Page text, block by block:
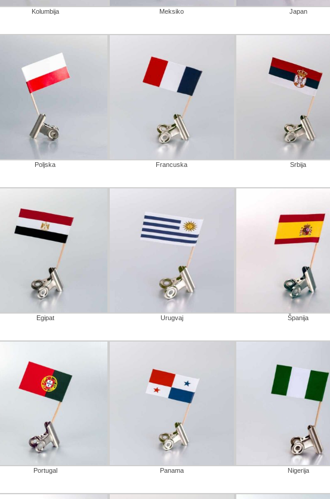
Kolumbija Meksiko Japan
Poljska Francuska Srbija
Egipat Urugvaj Španija
Portugal Panama Nigerija